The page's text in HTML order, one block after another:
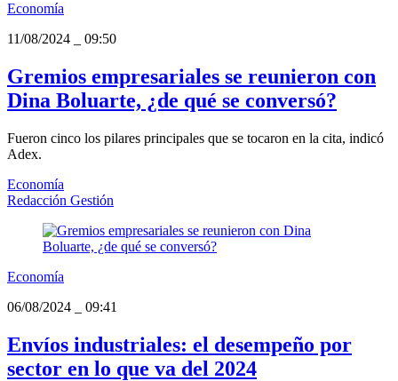
Economía
11/08/2024
09:50
Gremios empresariales se reunieron con
Dina Boluarte, ¿de qué se conversó?
Fueron cinco los pilares principales que se tocaron en la cita, indicó
Adex.
Economía
Redacción Gestión
Economía
06/08/2024
09:41
Envíos industriales: el desempeño por
sector en lo que va del 2024